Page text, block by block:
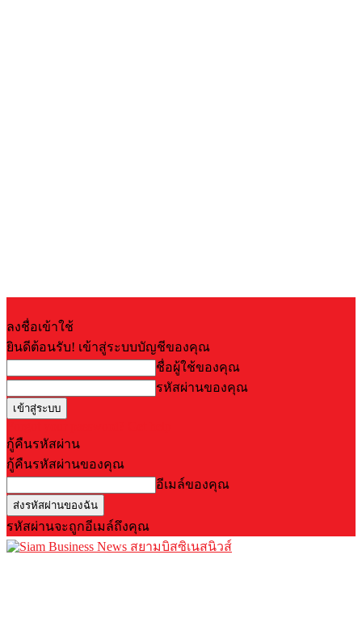
ลงชื่อเข้าใช้
ยินดีต้อนรับ! เข้าสู่ระบบบัญชีของคุณ
ชื่อผู้ใช้ของคุณ
รหัสผ่านของคุณ
กู้คืนรหัสผ่าน
กู้คืนรหัสผ่านของคุณ
อีเมล์ของคุณ
รหัสผ่านจะถูกอีเมล์ถึงคุณ
สยามบิสซิเนสนิวส์